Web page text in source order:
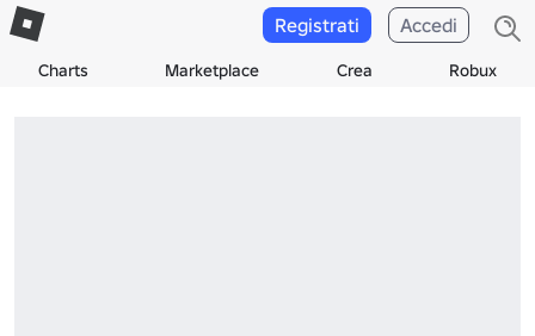
Charts Marketplace Crea Robux
Registrati Accedi